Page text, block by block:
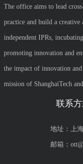
The office aims to lead
practice and build a creative
independent IPRs,
promoting innovation and
the impact of innovation
mission of ShanghaiTech
联
地址：上
邮箱：